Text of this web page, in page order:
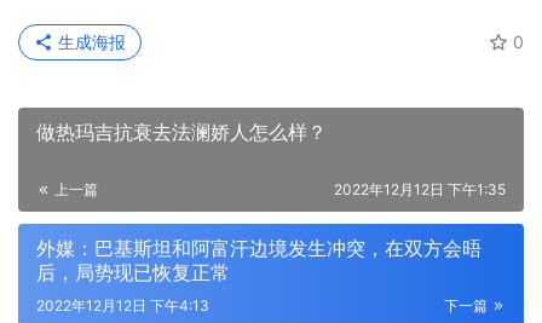
0
生成海报
做热玛吉抗衰去法澜娇人怎么样？
上一篇 2022年12月12日 下午1:35
外媒：巴基斯坦和阿富汗边境发生冲突，在双方会晤
后，局势现已恢复正常
下一篇
2022年12月12日 下午4:13